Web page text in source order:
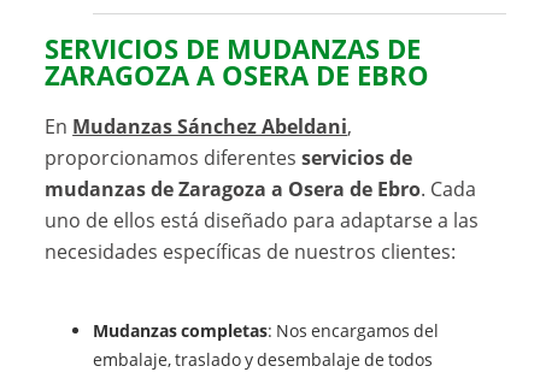
SERVICIOS DE MUDANZAS DE
ZARAGOZA A OSERA DE EBRO
En Mudanzas Sánchez Abeldani,
proporcionamos diferentesservicios de
mudanzas de Zaragoza a Osera de Ebro. Cada
uno de ellos está diseñado para adaptarse a las
necesidades específicas de nuestros clientes:
Mudanzas completas: Nos encargamos del
embalaje, traslado y desembalaje de todos